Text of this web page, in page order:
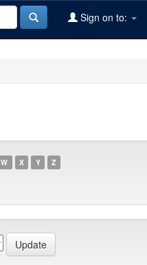
Sign on to:
W X Y Z